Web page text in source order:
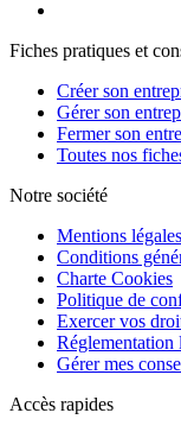
Fiches pratiques et
Créer son
Gérer son
Fermer son
Toutes nos
Notre société
Mentions légales
Conditions
Charte Cookies
Politique de
Exercer vos
Réglementation
Gérer mes
Accès rapides